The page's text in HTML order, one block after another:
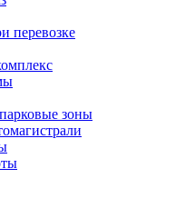
перевозке
зоны